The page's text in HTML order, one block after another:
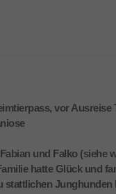
vor Ausreise
und Falko (siehe
hatte Glück und
stattlichen Junghunden